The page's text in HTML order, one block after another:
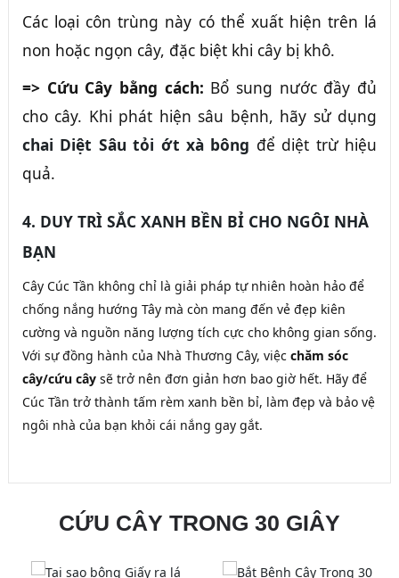
Các loại côn trùng này có thể xuất hiện trên lá
non hoặc ngọn cây, đặc biệt khi cây bị khô.
=> Cứu Cây bằng cách: Bổ sung nước đầy đủ
cho cây. Khi phát hiện sâu bệnh, hãy sử dụng
chai Diệt Sâu tỏi ớt xà bông để diệt trừ hiệu
quả.
4. DUY TRÌ SẮC XANH BỀN BỈ CHO NGÔI NHÀ
BẠN
Cây Cúc Tần không chỉ là giải pháp tự nhiên hoàn hảo để
chống nắng hướng Tây mà còn mang đến vẻ đẹp kiên
cường và nguồn năng lượng tích cực cho không gian sống.
Với sự đồng hành của Nhà Thương Cây, việc chăm sóc
cây/cứu cây sẽ trở nên đơn giản hơn bao giờ hết. Hãy để
Cúc Tần trở thành tấm rèm xanh bền bỉ, làm đẹp và bảo vệ
ngôi nhà của bạn khỏi cái nắng gay gắt.
CỨU CÂY TRONG 30 GIÂY